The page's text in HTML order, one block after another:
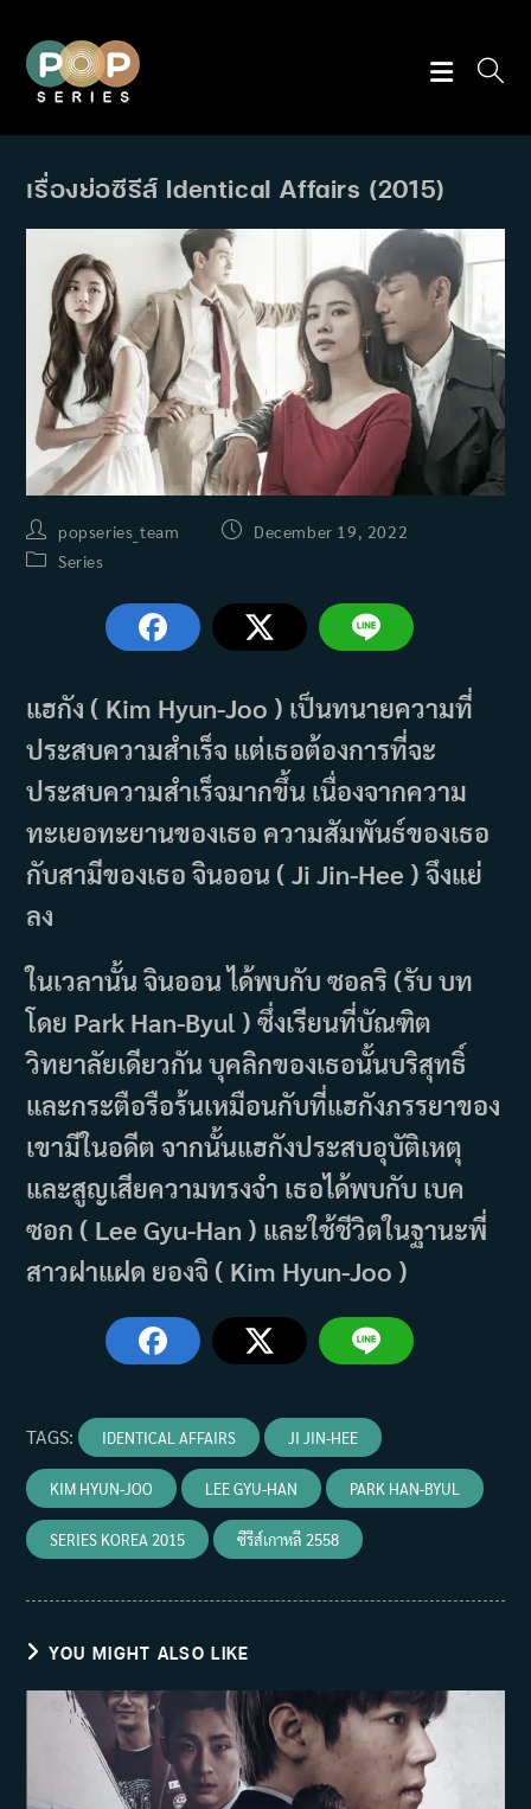
content
เรื่องย่อซีรีส์ Identical Affairs (2015)
Post
author:
popseries_team
PostDecember 19, 2022
PostSeries
แฮกัง ( Kim Hyun-Joo ) เป็นทนายความที่
ประสบความสำเร็จ แต่เธอต้องการที่จะ
ประสบความสำเร็จมากขึ้น เนื่องจากความ
ทะเยอทะยานของเธอ ความสัมพันธ์ของเธอ
กับสามีของเธอ จินออน ( Ji Jin-Hee ) จึงแย่
ลง
ในเวลานั้น จินออน ได้พบกับ ซอลริ (รับ บท
โดย Park Han-Byul ) ซึ่งเรียนที่บัณฑิต
วิทยาลัยเดียวกัน บุคลิกของเธอนั้นบริสุทธิ์
และกระตือรือร้นเหมือนกับที่แฮกังภรรยาของ
เขามีในอดีต จากนั้นแฮกังประสบอุบัติเหตุ
และสูญเสียความทรงจำ เธอได้พบกับ เบค
ซอก ( Lee Gyu-Han ) และใช้ชีวิตในฐานะพี่
สาวฝาแฝด ยองจิ ( Kim Hyun-Joo )
TAGS: IDENTICAL AFFAIRS JI JIN-HEE
KIM HYUN-JOO LEE GYU-HAN PARK HAN-BYUL
SERIES KOREA 2015 ซีรีส์เกาหลี 2558
YOU MIGHT ALSO LIKE